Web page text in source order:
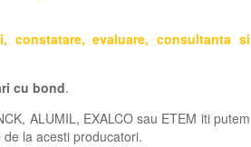
evaluare, consultanta si
cu bond.
ALUMIL, EXALCO sau ETEM iti putem
la acesti producatori.